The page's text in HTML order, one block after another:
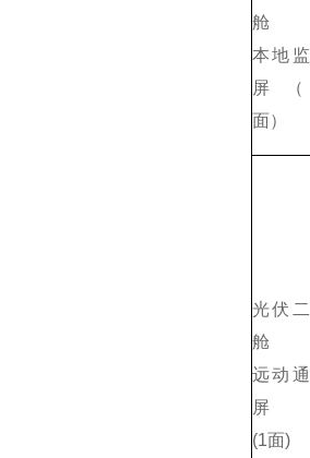
舱
本地
屏
面）
光伏
舱
远动
屏
(1面)